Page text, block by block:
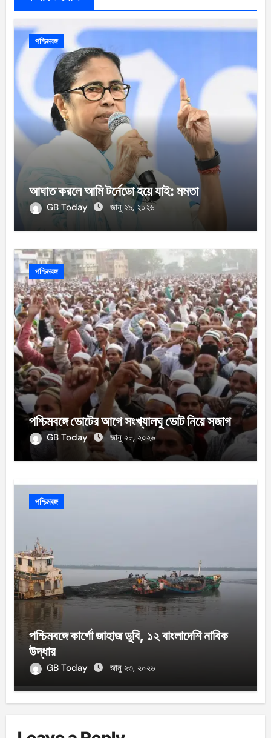
পশ্চিমবঙ্গ
আঘাত করলে আমি টর্নেডো হয়ে যাই: মমতা
GB Today জানু ২৯, ২০২৬
পশ্চিমবঙ্গ
পশ্চিমবঙ্গে ভোটের আগে সংখ্যালঘু ভোট নিয়ে সজাগ
GB Today জানু ২৮, ২০২৬
পশ্চিমবঙ্গ
পশ্চিমবঙ্গে কার্গো জাহাজ ডুবি, ১২ বাংলাদেশি নাবিক
উদ্ধার
GB Today জানু ২৩, ২০২৬